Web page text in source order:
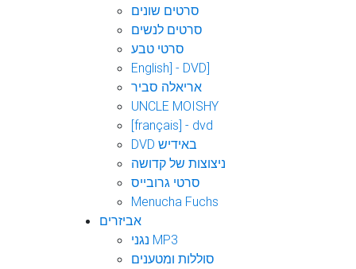
סרטים שונים
סרטים לנשים
סרטי טבע
English] - DVD]
אריאלה סביר
UNCLE MOISHY
[français] - dvd
DVD באידיש
ניצוצות של קדושה
סרטי גרובייס
Menucha Fuchs
אביזרים
נגני MP3
סוללות ומטענים